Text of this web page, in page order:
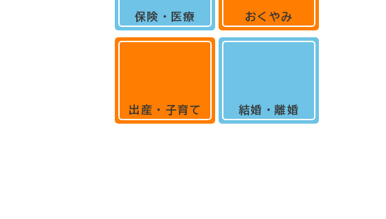
保険・医療
出産・子育て
おくやみ
結婚・離婚